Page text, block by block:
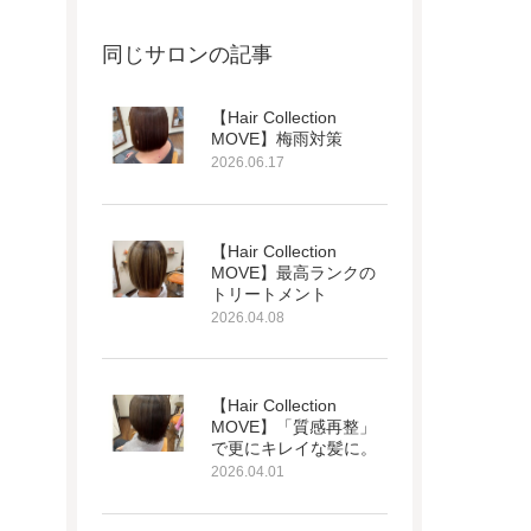
同じサロンの記事
【Hair Collection
MOVE】梅雨対策
2026.06.17
【Hair Collection
MOVE】最高ランクの
トリートメント
2026.04.08
【Hair Collection
MOVE】「質感再整」
で更にキレイな髪に。
2026.04.01